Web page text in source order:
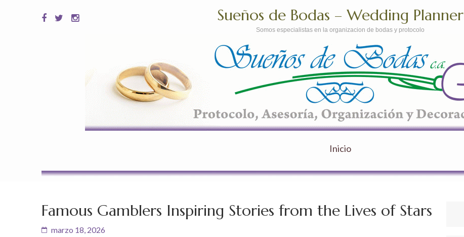
Sueños de Bodas – Wedding Planner
Somos especialistas en la organizacion de bodas y protocolo
Inicio
Famous Gamblers Inspiring Stories from the Lives of Stars
marzo 18, 2026